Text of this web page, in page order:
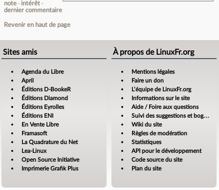
note
intérêt
dernier commentaire
Revenir en haut de page
Sites amis
Agenda du Libre
April
Éditions D-BookeR
Éditions Diamond
Éditions Eyrolles
Éditions ENI
En Vente Libre
Framasoft
La Quadrature du Net
Lea-Linux
Open Source Initiative
Imprimerie Grafik Plus
À propos de LinuxFr.org
Mentions légales
Faire un don
L’équipe de LinuxFr.org
Informations sur le site
Aide / Foire aux questions
Suivi des suggestions et bogues
Wiki du site
Règles de modération
Statistiques
API pour le développement
Code source du site
Plan du site